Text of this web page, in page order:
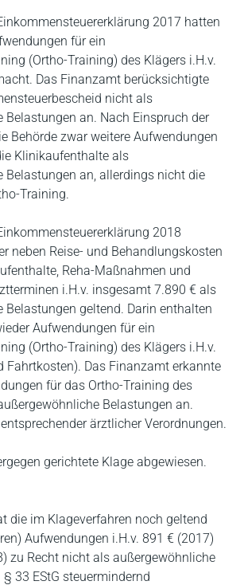
2017 hatten
für ein
(Ortho-Training) des Klägers i.H.v.
Das Finanzamt berücksichtigte
nicht als
Belastungen an. Nach Einspruch der
Behörde zwar weitere Aufwendungen
Klinikaufenthalte als
Belastungen an, allerdings nicht die
Training.
2018
neben Reise- und Behandlungskosten
Reha-Maßnahmen und
i.H.v. insgesamt 7.890 € als
Belastungen geltend. Darin enthalten
Aufwendungen für ein
(Ortho-Training) des Klägers i.H.v.
Fahrtkosten). Das Finanzamt erkannte
für das Ortho-Training des
Belastungen an.
ärztlicher Verordnungen.
gerichtete Klage abgewiesen.
die im Klageverfahren noch geltend
Aufwendungen i.H.v. 891 € (2017)
zu Recht nicht als außergewöhnliche
33 EStG steuermindernd